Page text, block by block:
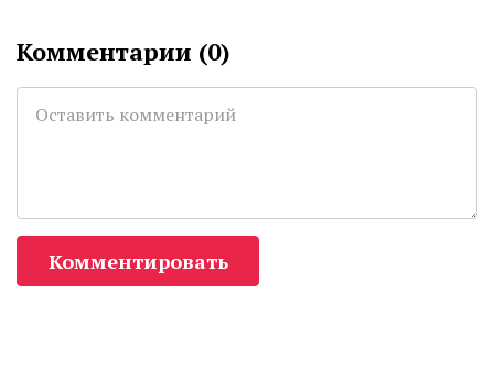
Комментарии (0)
Комментировать